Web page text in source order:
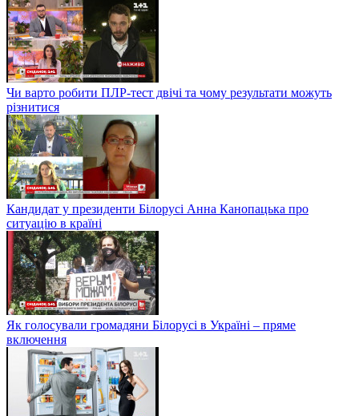
Чи варто робити ПЛР-тест двічі та чому результати можуть
різнитися
Кандидат у президенти Білорусі Анна Канопацька про
ситуацію в країні
Як голосували громадяни Білорусі в Україні – пряме
включення